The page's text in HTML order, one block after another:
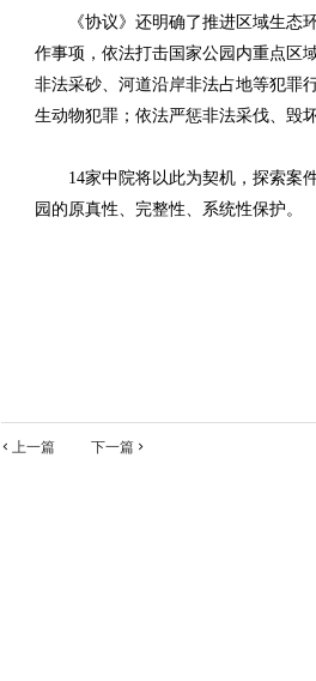
《协议》还明确了推进区域生态环
作事项，依法打击国家公园内重点区
非法采砂、河道沿岸非法占地等犯罪
生动物犯罪；依法严惩非法采伐、毁
14家中院将以此为契机，探索案件
园的原真性、完整性、系统性保护。
上一篇 下一篇